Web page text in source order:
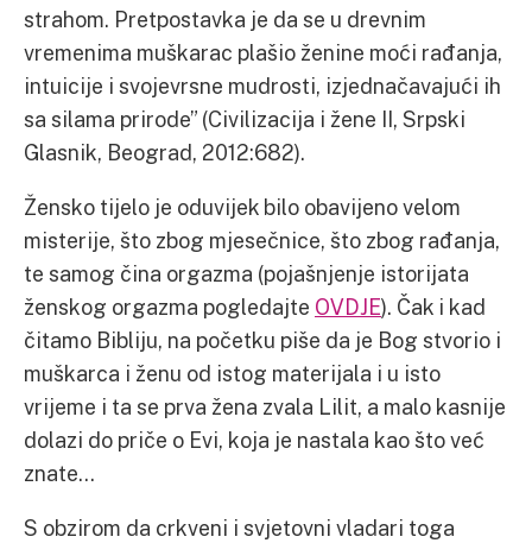
strahom. Pretpostavka je da se u drevnim
vremenima muškarac plašio ženine moći rađanja,
intuicije i svojevrsne mudrosti, izjednačavajući ih
sa silama prirode” (Civilizacija i žene II, Srpski
Glasnik, Beograd, 2012:682).
Žensko tijelo je oduvijek bilo obavijeno velom
misterije, što zbog mjesečnice, što zbog rađanja,
te samog čina orgazma (pojašnjenje istorijata
ženskog orgazma pogledajte OVDJE). Čak i kad
čitamo Bibliju, na početku piše da je Bog stvorio i
muškarca i ženu od istog materijala i u isto
vrijeme i ta se prva žena zvala Lilit, a malo kasnije
dolazi do priče o Evi, koja je nastala kao što već
znate…
S obzirom da crkveni i svjetovni vladari toga